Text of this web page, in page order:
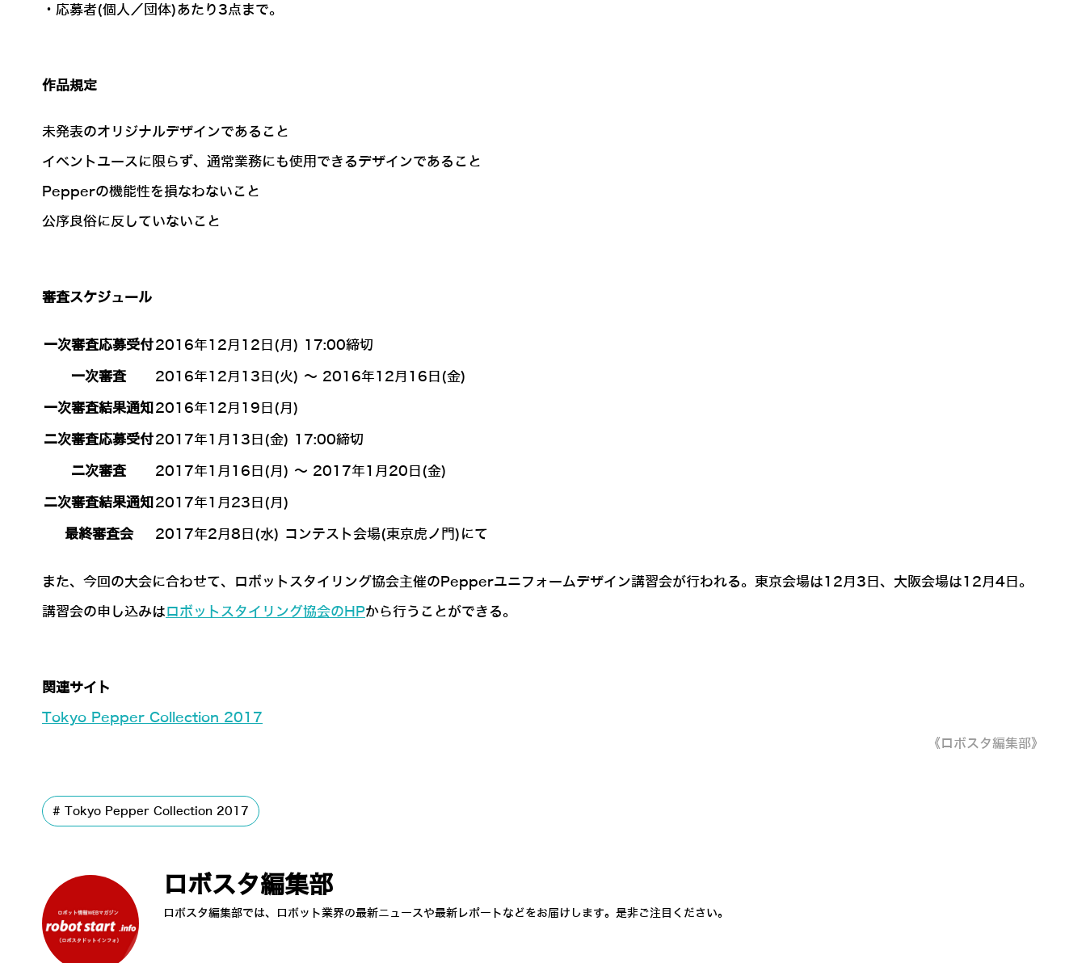
・応募者(個人／団体)あたり3点まで。
作品規定
未発表のオリジナルデザインであること
イベントユースに限らず、通常業務にも使用できるデザインであること
Pepperの機能性を損なわないこと
公序良俗に反していないこと
審査スケジュール
一次審査応募受付2016年12月12日(月) 17:00締切
一次審査 2016年12月13日(火) ～ 2016年12月16日(金)
一次審査結果通知 2016年12月19日(月)
二次審査応募受付2017年1月13日(金) 17:00締切
二次審査 2017年1月16日(月) ～ 2017年1月20日(金)
二次審査結果通知 2017年1月23日(月)
最終審査会 2017年2月8日(水) コンテスト会場(東京虎ノ門)にて
また、今回の大会に合わせて、ロボットスタイリング協会主催のPepperユニフォームデザイン講習会が行われる。東京会場は12月3日、大阪会場は12月4日。
講習会の申し込みは ロボットスタイリング協会のHPから行うことができる。
関連サイト
Tokyo Pepper Collection 2017
《ロボスタ編集部》
Tokyo Pepper Collection 2017
ロボスタ編集部
ロボスタ編集部では、ロボット業界の最新ニュースや最新レポートなどをお届けします。是非ご注目ください。